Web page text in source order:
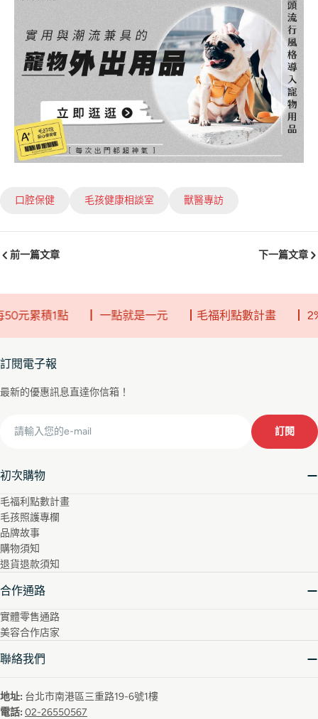
口腔保健 毛孩健康相談室 獸醫專訪
前一篇文章 下一篇文章
1點 ┃ 一點就是一元 ┃毛福利點數計畫 ┃ 2%回饋
初次購物
毛福利點數計畫
毛孩照護專欄
品牌故事
購物須知
退貨退款須知
合作通路
實體零售通路
美容合作店家
聯絡我們
地址: 台北市南港區三重路19-6號1樓
電話: 02-26550567
訂閱電子報
最新的優惠訊息直達你信箱！
訂閱